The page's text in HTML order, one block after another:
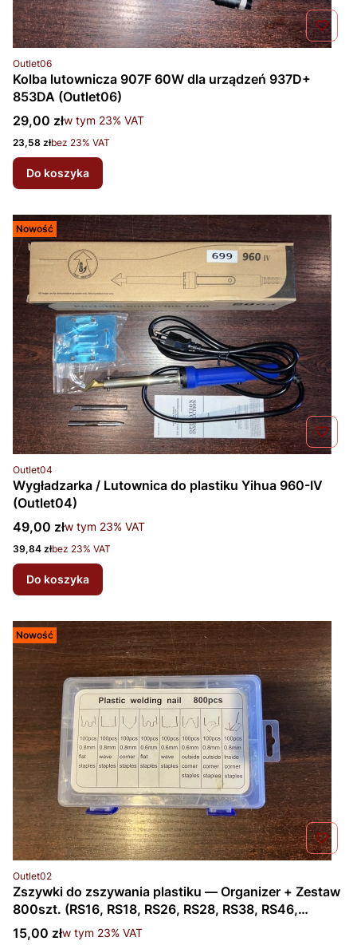
Kod produktu
Outlet06
Kolba lutownicza 907F 60W dla urządzeń 937D+
853DA (Outlet06)
Cena brutto
29,00 złw tym %s VAT
w tym 23% VAT
Cena netto
23,58 złbez 23% VAT
Do koszyka
Nowość
Kod produktu
Outlet04
Wygładzarka / Lutownica do plastiku Yihua 960-IV
(Outlet04)
Cena brutto
49,00 złw tym %s VAT
w tym 23% VAT
Cena netto
39,84 złbez 23% VAT
Do koszyka
Nowość
Kod produktu
Outlet02
Zszywki do zszywania plastiku — Organizer + Zestaw
800szt. (RS16, RS18, RS26, RS28, RS38, RS46,
RS238, RS246) (Outlet02)
Cena brutto
15,00 złw tym %s VAT
w tym 23% VAT